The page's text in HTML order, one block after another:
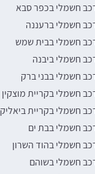
חשמלי בכפר סבא
חשמלי ברעננה
חשמלי בבית שמש
חשמלי ביבנה
חשמלי בבני ברק
חשמלי בקריית מוצקין
חשמלי בקריית ביאליק
חשמלי בבת ים
חשמלי בהוד השרון
חשמלי בשוהם